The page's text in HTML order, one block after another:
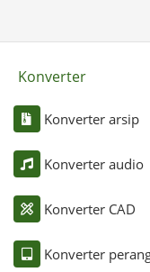
Konverter
Konverter arsip
Konverter audio
Konverter CAD
Konverter